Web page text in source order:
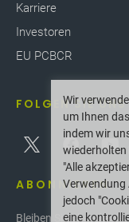
Karriere
Investoren
EU PCBCR
FOLGEN SIE UNS
ABONNIEREN
Bleiben Sie über die
Wir
um Ihnen
indem wir
wiederholten
"Alle
Verwendung
jedoch
eine